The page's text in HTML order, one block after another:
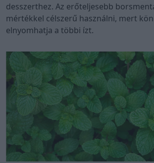
desszerthez. Az erőteljesebb
mértékkel célszerű használni, mert
elnyomhatja a többi ízt.